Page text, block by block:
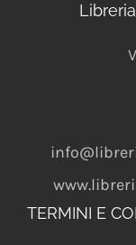
TERMINI E